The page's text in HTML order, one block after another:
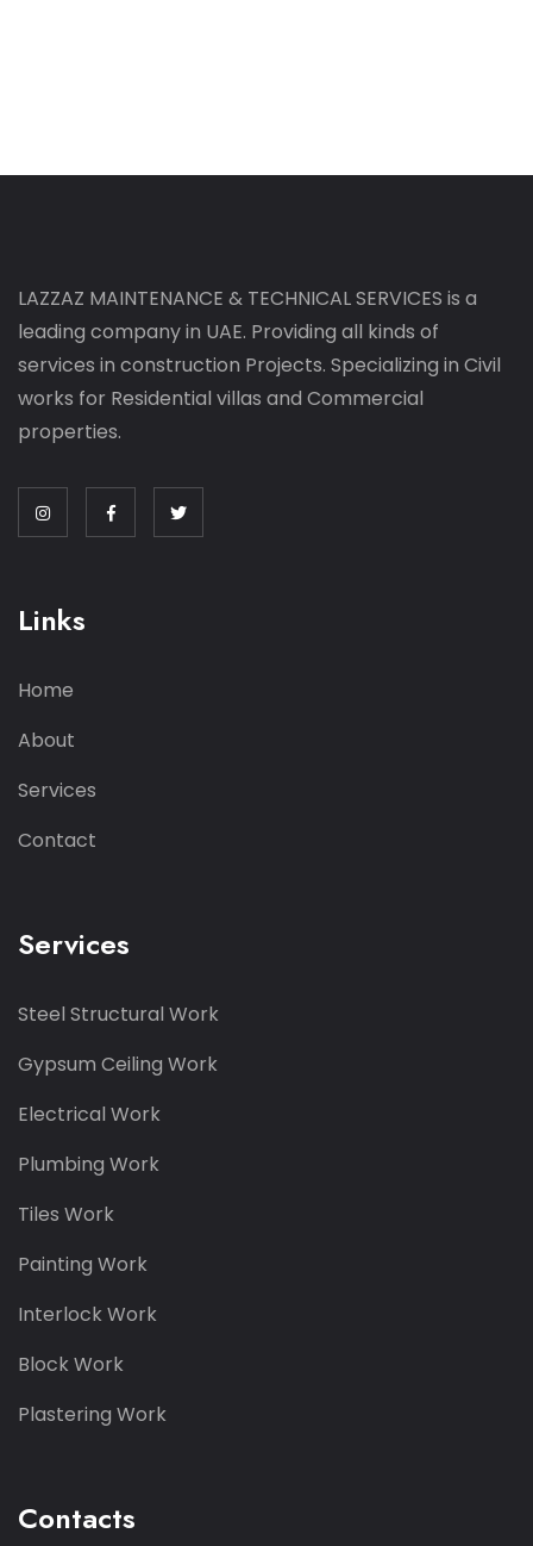
LAZZAZ MAINTENANCE & TECHNICAL SERVICES is a
leading company in UAE. Providing all kinds of
services in construction Projects. Specializing in Civil
works for Residential villas and Commercial
properties.
Links
Home
About
Services
Contact
Services
Steel Structural Work
Gypsum Ceiling Work
Electrical Work
Plumbing Work
Tiles Work
Painting Work
Interlock Work
Block Work
Plastering Work
Contacts